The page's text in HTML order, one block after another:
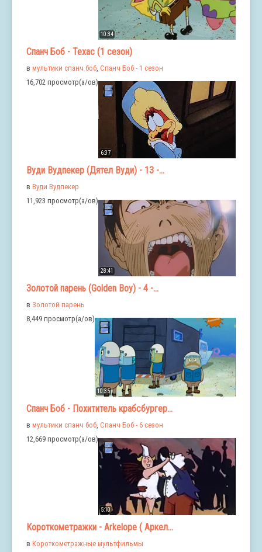
10:34
Спанч Боб - Техас (1 сезон)
в мультики спанч боб, Спанч Боб - 1 сезон
16,702 просмотр(а/ов)
6:37
Вуди Вудпекер (Дятел Вуди) - 13 -...
в Вуди Вудпекер
11,923 просмотр(а/ов)
28:41
Золотой парень (Golden Boy) - 4 -...
в Золотой парень
8,449 просмотр(а/ов)
10:35
Спанч Боб - Похититель крабсбургер...
в мультики спанч боб, Спанч Боб - 6 сезон
12,669 просмотр(а/ов)
5:10
Короткометражки - Arkelope ( Аркел...
в Короткометражные мультфильмы